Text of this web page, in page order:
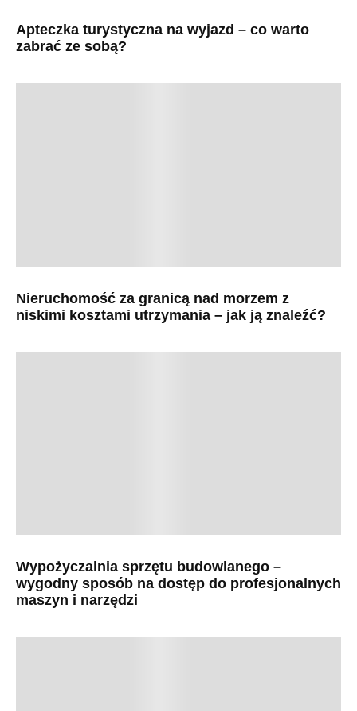
Apteczka turystyczna na wyjazd – co warto
zabrać ze sobą?
Nieruchomość za granicą nad morzem z
niskimi kosztami utrzymania – jak ją znaleźć?
Wypożyczalnia sprzętu budowlanego –
wygodny sposób na dostęp do profesjonalnych
maszyn i narzędzi